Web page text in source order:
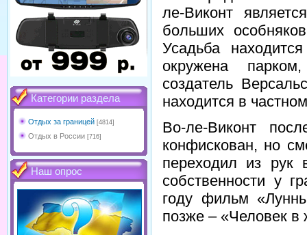
Категории раздела
Отдых за границей [4814]
Отдых в России [716]
Наш опрос
ле-Виконт
больших
Усадьба
окружена
создатель
находится в
Во-ле-Виконт
конфискован, но
переходил из рук
собственности у
году фильм
позже – «Человек в